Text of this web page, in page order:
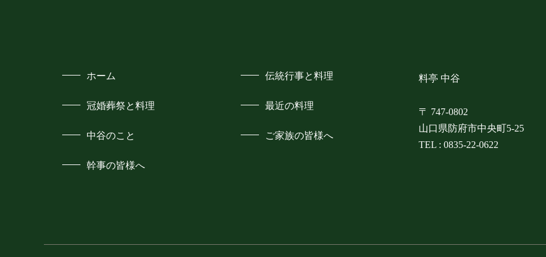
ホーム 伝統行事と料理
冠婚葬祭と料理 最近の料理
中谷のこと ご家族の皆様へ
幹事の皆様へ
料亭 中谷
〒 747-0802
山口県防府市中央町5-25
TEL : 0835-22-0622